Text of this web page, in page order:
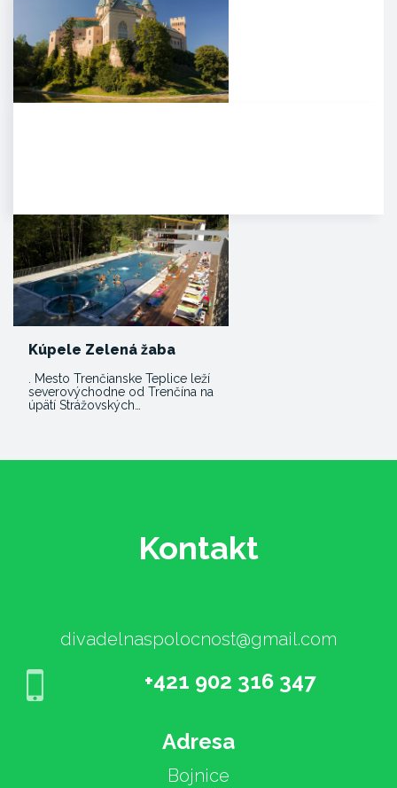
Kúpele Zelená žaba
. Mesto Trenčianske Teplice leží
severovýchodne od Trenčína na
úpätí Strážovských…
Kontakt
divadelnaspolocnost@gmail.com
+421 902 316 347
Adresa
Bojnice